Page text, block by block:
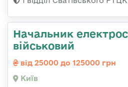
Начальник
військовий
від 25000 до 125000 грн
Київ